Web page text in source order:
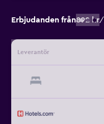
Erbjudanden från892 kr/
Leverantör